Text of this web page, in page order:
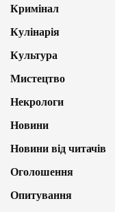
Кримінал
Кулінарія
Культура
Мистецтво
Некрологи
Новини
Новини від читачів
Оголошення
Опитування